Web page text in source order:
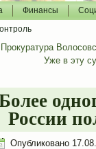
Финансы
Прокуратура
Уже в эту
России
Опубликовано